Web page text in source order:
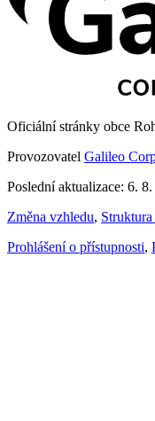
Oficiální stránky obce
Provozovatel Galileo
Poslední aktualizace: 6.
Změna vzhledu,
Prohlášení o přístupnosti,